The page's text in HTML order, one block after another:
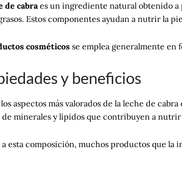
de cabraes un ingrediente natural obtenido a
Estos componentes ayudan a nutrir la
cosméticosse emplea generalmente en
y beneficios
aspectos más valorados de la leche de cabra
de minerales y lípidos que contribuyen a nutrir
a esta composición, muchos productos que la